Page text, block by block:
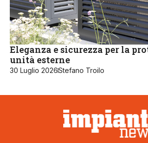
Eleganza e sicurezza per la
unità esterne
30 Luglio 2026Stefano Troilo